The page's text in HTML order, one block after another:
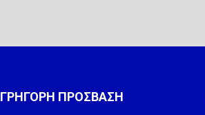
ΓΡΗΓΟΡΗ ΠΡΟΣΒΑΣΗ